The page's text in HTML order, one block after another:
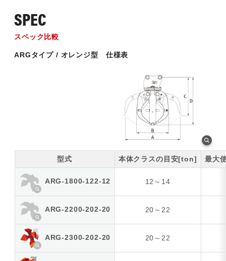
SPEC
スペック比較
ARGタイプ / オレンジ型 仕様表
型式 本体クラスの目安[ton] 最大
ARG-1800-122-12 12～14
ARG-2200-202-20 20～22
ARG-2300-202-20 20～22